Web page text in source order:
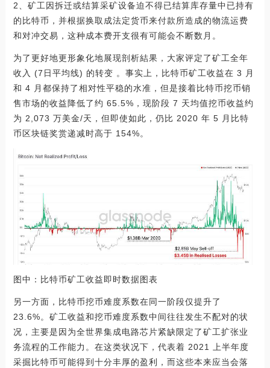
2、矿工因拆迁或结算采矿设备迫不得已结算库存量中已持有
的比特币，并根据换取成法定货币来付款所造成的物流运费
和对冲交易，这种成本费开支很有可能会不断数月。
为了更好地更形象化地展现剖析結果，大家评定了矿工全年
收入 (7日平均线) 的转变 。事实上，比特币矿工收益在 3 月
和 4 月都保持了相对性平稳的水准，但是接着比特币挖币销
售市场的收益降低了约 65.5%，现阶段 7 天均值挖币收益约
为 2,073 万美金/天，但即使如此，仍比 2020 年 5 月比特
币区块链奖赏递减时高于 154%。
图中：比特币矿工收益即时数据图表
另一方面，比特币挖币难度系数在同一阶段仅提升了
23.6%。矿工收益和挖币难度系数中间往往发生不配对的状
况，主要是因为全世界集成电路芯片紧缺限定了矿工扩张业
务流程的工作能力。在这类状况下，代表着 2021 上半年度
采掘比特币可能得到十分丰厚的盈利，而这些本来应当会落